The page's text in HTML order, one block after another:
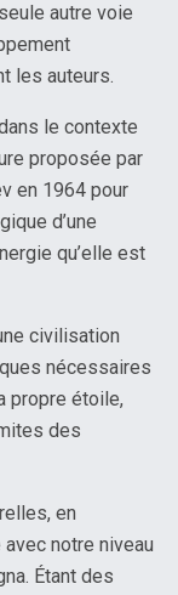
autre voie
les auteurs.
le contexte
proposée par
en 1964 pour
d’une
qu’elle est
civilisation
nécessaires
propre étoile,
des
en
notre niveau
Étant des